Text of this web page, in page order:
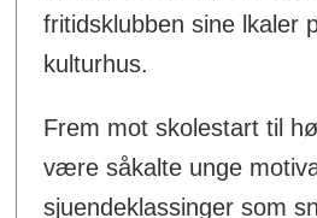
fritidsklubben sine lkaler
kulturhus.
Frem mot skolestart til
være såkalte unge
sjuendeklassinger som